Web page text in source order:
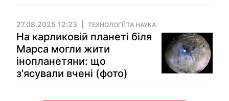
27.08.2025 12:23 ТЕХНОЛОГІЇ ТА НАУКА
На карликовій планеті біля
Марса могли жити
інопланетяни: що
з'ясували вчені (фото)